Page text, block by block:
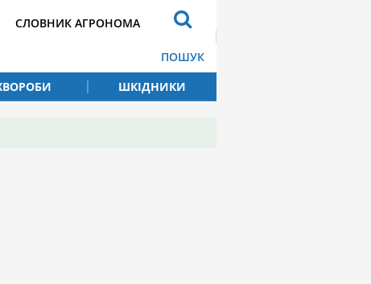
СЛОВНИК АГРОНОМА
ПОШУК
ШКІДНИКИ